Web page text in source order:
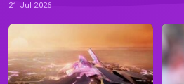
21 Jul 2026